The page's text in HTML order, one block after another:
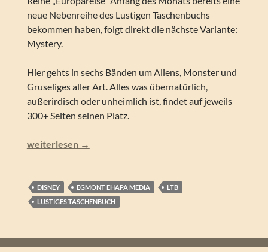
neue Nebenreihe des Lustigen Taschenbuchs
bekommen haben, folgt direkt die nächste Variante:
Mystery.
Hier gehts in sechs Bänden um Aliens, Monster und
Gruseliges aller Art. Alles was übernatürlich,
außerirdisch oder unheimlich ist, findet auf jeweils
300+ Seiten seinen Platz.
Lustiges Taschenbuch – Mystery 1 (LTB Nebenreihe)
weiterlesen →
DISNEY EGMONT EHAPA MEDIA
LTB
LUSTIGES TASCHENBUCH